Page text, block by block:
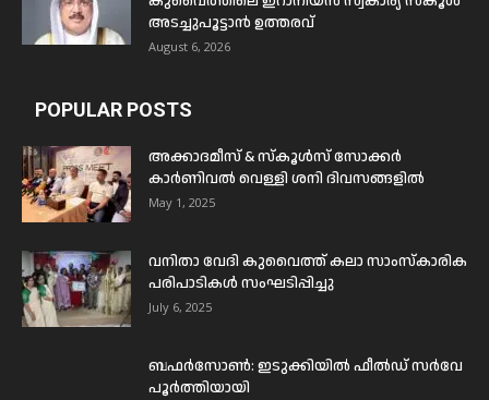
അടച്ചുപൂട്ടാൻ ഉത്തരവ്
August 6, 2026
POPULAR POSTS
അക്കാദമീസ് & സ്കൂൾസ് സോക്കർ
കാർണിവൽ വെള്ളി ശനി ദിവസങ്ങളിൽ
May 1, 2025
വനിതാ വേദി കുവൈത്ത് കലാ സാംസ്കാരിക
പരിപാടികൾ സംഘടിപ്പിച്ചു
July 6, 2025
ബഫര്‍സോണ്‍: ഇടുക്കിയില്‍ ഫീല്‍ഡ് സര്‍വേ
പൂര്‍ത്തിയായി